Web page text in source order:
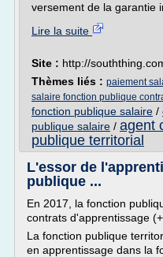
versement de la garantie
Lire la suite
Site : http://
Thèmes liés : paiement
salaire fonction publique
fonction publique salaire /
publique salaire / agent
publique territorial
L'essor de
publique ...
En 2017, la fonction
contrats d'apprentissage
La fonction publique
en apprentissage dans la